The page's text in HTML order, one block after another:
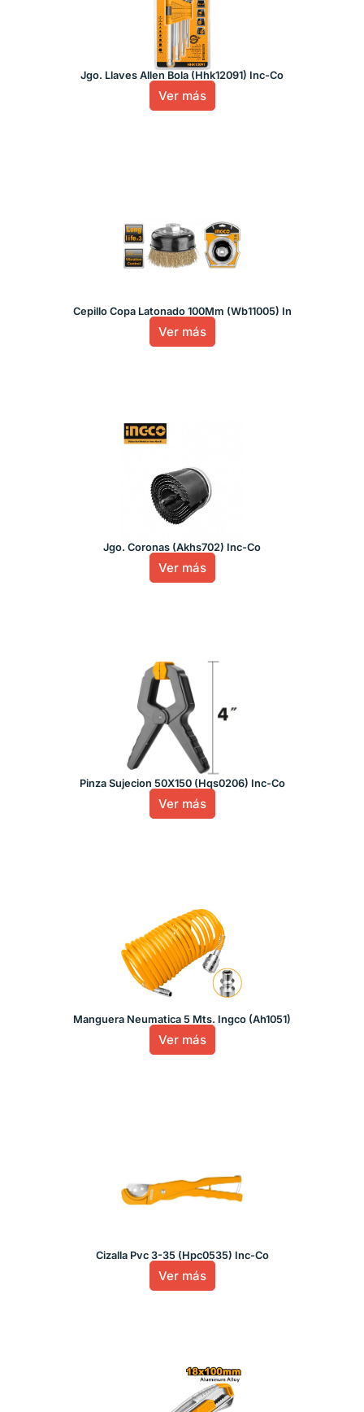
Jgo. Llaves Allen Bola (Hhk12091) Inc-Co
Ver más
Cepillo Copa Latonado 100Mm (Wb11005) In
Ver más
Jgo. Coronas (Akhs702) Inc-Co
Ver más
Pinza Sujecion 50X150 (Hqs0206) Inc-Co
Ver más
Manguera Neumatica 5 Mts. Ingco (Ah1051)
Ver más
Cizalla Pvc 3-35 (Hpc0535) Inc-Co
Ver más